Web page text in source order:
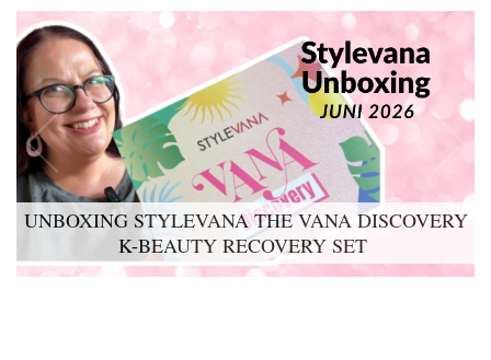
UNBOXING STYLEVANA THE VANA DISCOVERY
K-BEAUTY RECOVERY SET